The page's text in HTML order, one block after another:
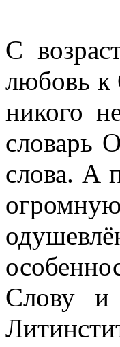
С
любовь к
никого
словарь
слова. А
Слову и